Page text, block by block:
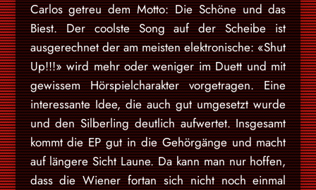
Carlos getreu dem Motto: Die Schöne und das
Biest. Der coolste Song auf der Scheibe ist
ausgerechnet der am meisten elektronische: «Shut
Up!!!» wird mehr oder weniger im Duett und mit
gewissem Hörspielcharakter vorgetragen. Eine
interessante Idee, die auch gut umgesetzt wurde
und den Silberling deutlich aufwertet. Insgesamt
kommt die EP gut in die Gehörgänge und macht
auf längere Sicht Laune. Da kann man nur hoffen,
dass die Wiener fortan sich nicht noch einmal